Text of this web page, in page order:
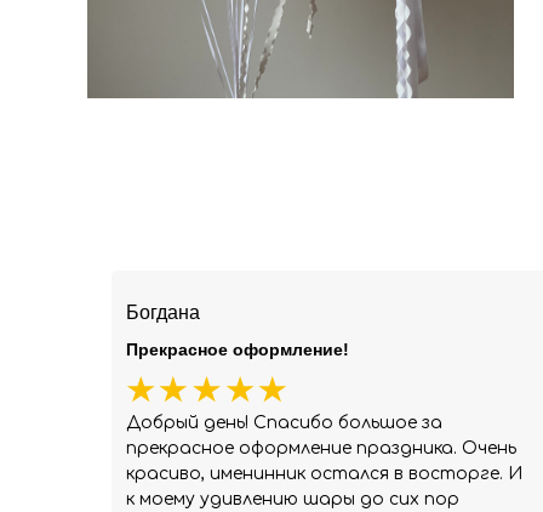
Богдана
Добрый день! Спасибо большое за
прекрасное оформление праздника. Очень
красиво, именинник остался в восторге. И
к моему удивлению шары до сих пор
Прекрасное оформление!